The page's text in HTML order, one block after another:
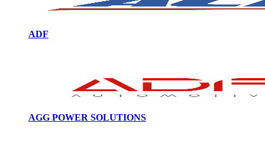
ADF
AGG POWER SOLUTIONS